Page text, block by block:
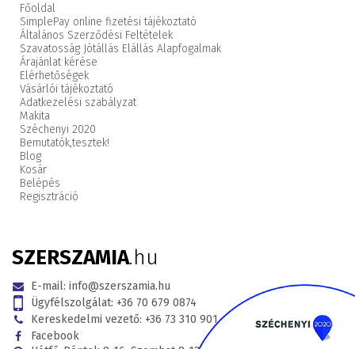
Főoldal
SimplePay online fizetési tájékoztató
Általános Szerződési Feltételek
Szavatosság Jótállás Elállás Alapfogalmak
Árajánlat kérése
Elérhetőségek
Vásárlói tájékoztató
Adatkezelési szabályzat
Makita
Széchenyi 2020
Bemutatók,tesztek!
Blog
Kosár
Belépés
Regisztráció
SZERSZAMIA.hu
E-mail: info@szerszamia.hu
Ügyfélszolgálat: +36 70 679 0874
Kereskedelmi vezető: +36 73 310 901
Facebook